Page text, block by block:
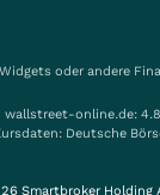
oder andere
wallstreet-online.de:
Deutsche
Smartbroker Holding